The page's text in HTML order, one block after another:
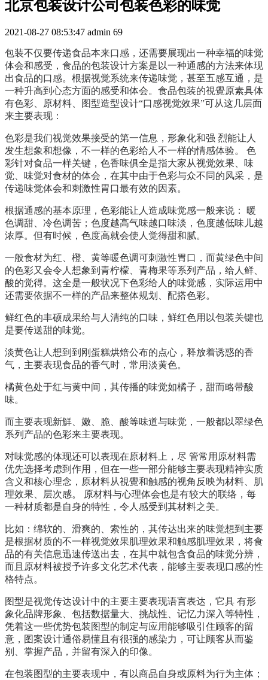
北京包装设计公司包装色彩的味觉
2021-08-27 08:53:47 admin 69
包装不仅要传递食品本来口感，还需要展现出一种幸福的味觉
体会和感受，食品的包装设计方案是以一种通感的方法来体现
出食品的口感。根据视觉系统来传递味觉，甚至五感互通，是
一种升高到心态方面的感受和体会。食品包装的視覺原素具体
有色彩、原材料、图型造型设计“口感视觉效果”可从这几层面
来主要表现：
色彩是我们视觉效果接受的第一信息，形象化和强 烈能让人
发生想象和想像，不一样的色彩给人不一样的情感体验。 色
彩针对食品一样关键，色香味俱全是指大家从视觉效果、味
觉、味觉对食材的体会，在其中由于色彩与众不同的风采，是
传递味觉体会和刺激性胃口最有效的因素。
根据通感的基本原理，色彩能让人造成味觉感一般来说： 暖
色调甜、冷色调苦；色度越高气味越口味淡，色度越低味儿越
浓厚。但有时候，色度高就会使人觉得甜和腻。
一般食材为红、橙、黄等暖色调可刺激性胃口，而黄绿色中间
的色彩又会令人想象到青柠檬、青梅果等系列产品，给人鲜、
酸的觉得。这全是一般状况下色彩给人的味觉感，实际运用中
还需要依据不一样的产品来整体规划、配搭色彩。
鲜红色的丰硕成果给与人清纯的口味，鲜红色用以包装关键也
是要传送甜的味觉。
淡黄色让人想到到刚蛋糕烘焙公布的点心，释放着诱惑的香
气，主要表现食品的香气时，常用淡黄色。
橘黄色处于红与黄中间，其传播的味觉如橘子，甜而略带酸
味。
而主要表现新鮮、嫩、脆、酸等味道与味觉，一般都以翠绿色
系列产品的色彩来主要表现。
对味觉感的体现还可以表现在原材料上，尽 管常用原材料需
优先选择考虑到作用，但在一些一部分能够主要表现精神实质
含义和核心理念，原材料从視覺和触感的视角反映为材料、肌
理效果、层次感。 原材料与心理体会也是有较大的联络，每
一种材质都是自身的特性，令人感受到其材料之美。
比如：绵软的、滑爽的、索性的，其传达出来的味觉想到主要
是根据材质的不一样视觉效果肌理效果和触感肌理效果，将食
品的有关信息迅速传送出去，在其中就包含食品的味觉分辨，
而且原材料被授予许多文化艺术代表，能够主要表现口感的性
格特点。
图型是视觉传达设计中的主要主要表现语言表达，它具 有形
象化品牌形象、包括数据量大、挑战性、记忆力深入等特性，
凭着这一些优势包装图型的制定与应用能够吸引住顾客的留
意，图案设计通俗易懂且有很强的感染力，可让顾客从而鉴
别、掌握产品，并留有深入的印像。
在包装图型的主要表现中，有以商品自身或原料为行为主体；